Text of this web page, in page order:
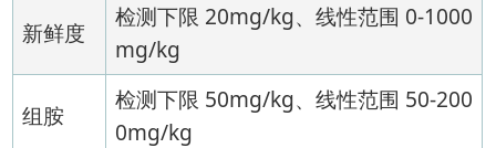
新鲜度
检测下限 20mg/kg、线性范围 0-1000
mg/kg
组胺
检测下限 50mg/kg、线性范围 50-200
0mg/kg